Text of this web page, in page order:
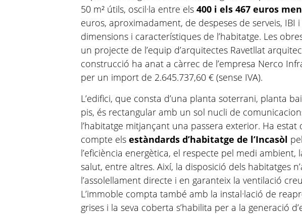
50 m² útils, oscil·la entre els 400 i els 467 euros
euros, aproximadament, de despeses de serveis, IBI i
dimensions i característiques de l’habitatge. Les
un projecte de l’equip d’arquitectes Ravetllat
construcció ha anat a càrrec de l’empresa Nerco
per un import de 2.645.737,60 € (sense IVA).
L’edifici, que consta d’una planta soterrani, planta
pis, és rectangular amb un sol nucli de
l’habitatge mitjançant una passera exterior. Ha estat
compte els estàndards d’habitatge de l’Incasòl
l’eficiència energètica, el respecte pel medi ambient,
salut, entre altres. Així, la disposició dels habitatges
l’assolellament directe i en garanteix la ventilació
L’immoble compta també amb la instal·lació de
grises i la seva coberta s’habilita per a la generació